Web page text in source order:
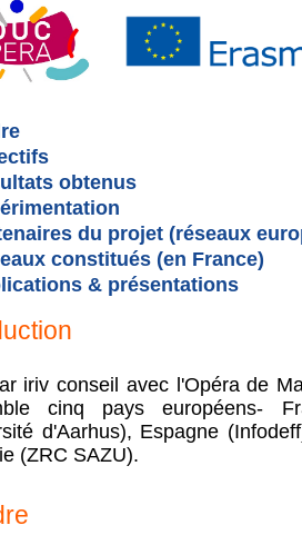
obtenus
du projet (réseaux
constitués (en France)
& présentations
iriv conseil avec l'Opéra de
cinq pays européens-
d'Aarhus), Espagne
(ZRC SAZU).